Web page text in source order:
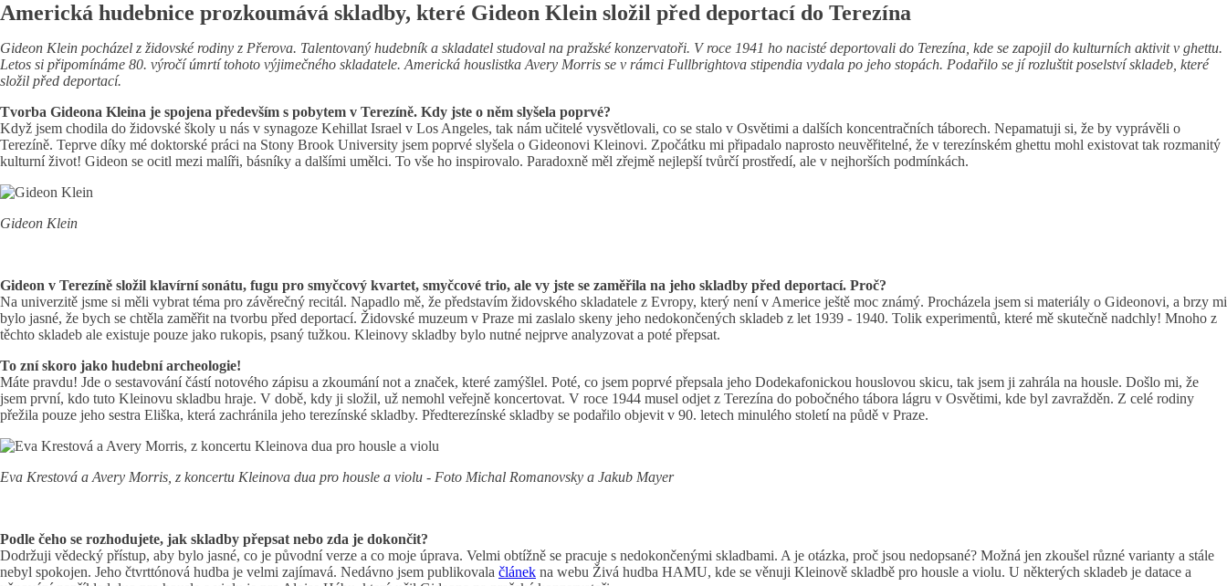
Americká hudebnice prozkoumává skladby, které Gideon Klein složil před deportací do Terezína
Gideon Klein pocházel z židovské rodiny z Přerova. Talentovaný hudebník a skladatel studoval na pražské konzervatoři. V roce 1941 ho nacisté deportovali do Terezína, kde se zapojil do kulturních aktivit v ghettu.
Letos si připomínáme 80. výročí úmrtí tohoto výjimečného skladatele. Americká houslistka Avery Morris se v rámci Fullbrightova stipendia vydala po jeho stopách. Podařilo se jí rozluštit poselství skladeb, které
složil před deportací.
Tvorba Gideona Kleina je spojena především s pobytem v Terezíně. Kdy jste o něm slyšela poprvé?
Když jsem chodila do židovské školy u nás v synagoze Kehillat Israel v Los Angeles, tak nám učitelé vysvětlovali, co se stalo v Osvětimi a dalších koncentračních táborech. Nepamatuji si, že by vyprávěli o
Terezíně. Teprve díky mé doktorské práci na Stony Brook University jsem poprvé slyšela o Gideonovi Kleinovi. Zpočátku mi připadalo naprosto neuvěřitelné, že v terezínském ghettu mohl existovat tak rozmanitý
kulturní život! Gideon se ocitl mezi malíři, básníky a dalšími umělci. To vše ho inspirovalo. Paradoxně měl zřejmě nejlepší tvůrčí prostředí, ale v nejhorších podmínkách.
Gideon Klein
Gideon v Terezíně složil klavírní sonátu, fugu pro smyčcový kvartet, smyčcové trio, ale vy jste se zaměřila na jeho skladby před deportací. Proč?
Na univerzitě jsme si měli vybrat téma pro závěrečný recitál. Napadlo mě, že představím židovského skladatele z Evropy, který není v Americe ještě moc známý. Procházela jsem si materiály o Gideonovi, a brzy mi
bylo jasné, že bych se chtěla zaměřit na tvorbu před deportací. Židovské muzeum v Praze mi zaslalo skeny jeho nedokončených skladeb z let 1939 - 1940. Tolik experimentů, které mě skutečně nadchly! Mnoho z
těchto skladeb ale existuje pouze jako rukopis, psaný tužkou. Kleinovy skladby bylo nutné nejprve analyzovat a poté přepsat.
To zní skoro jako hudební archeologie!
Máte pravdu! Jde o sestavování částí notového zápisu a zkoumání not a značek, které zamýšlel. Poté, co jsem poprvé přepsala jeho Dodekafonickou houslovou skicu, tak jsem ji zahrála na housle. Došlo mi, že
jsem první, kdo tuto Kleinovu skladbu hraje. V době, kdy ji složil, už nemohl veřejně koncertovat. V roce 1944 musel odjet z Terezína do pobočného tábora lágru v Osvětimi, kde byl zavražděn. Z celé rodiny
přežila pouze jeho sestra Eliška, která zachránila jeho terezínské skladby. Předterezínské skladby se podařilo objevit v 90. letech minulého století na půdě v Praze.
Eva Krestová a Avery Morris, z koncertu Kleinova dua pro housle a violu - Foto Michal Romanovsky a Jakub Mayer
Podle čeho se rozhodujete, jak skladby přepsat nebo zda je dokončit?
Dodržuji vědecký přístup, aby bylo jasné, co je původní verze a co moje úprava. Velmi obtížně se pracuje s nedokončenými skladbami. A je otázka, proč jsou nedopsané? Možná jen zkoušel různé varianty a stále
nebyl spokojen. Jeho čtvrttónová hudba je velmi zajímavá. Nedávno jsem publikovala článek na webu Živá hudba HAMU, kde se věnuji Kleinově skladbě pro housle a violu. U některých skladeb je datace a